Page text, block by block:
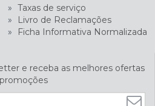
» Taxas de serviço
»
Livro de Reclamações
» Ficha Informativa Normalizada
e receba as melhores ofertas